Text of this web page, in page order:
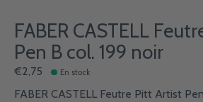
FABER CASTELL
Pen B col. 199 noir
€2,75 En stock
FABER CASTELL Feutre Pitt Artist